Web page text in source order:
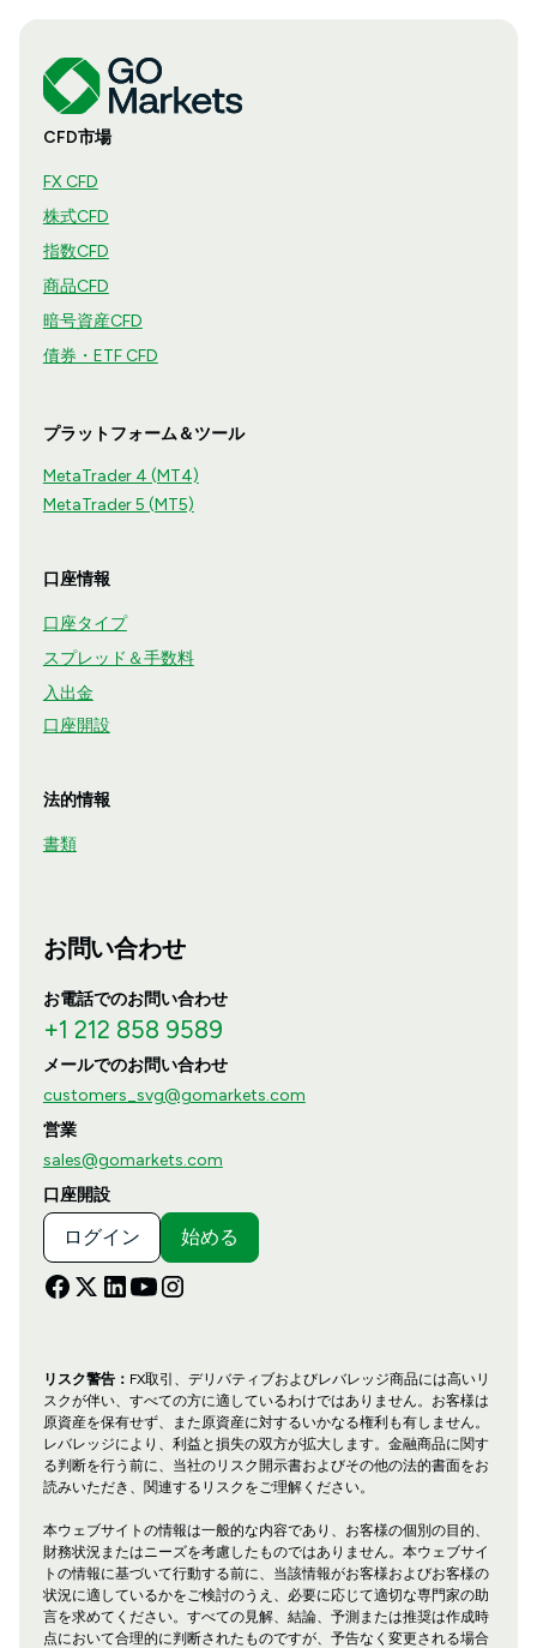
CFD市場
FX CFD
株式CFD
指数CFD
商品CFD
暗号資産CFD
債券・ETF CFD
プラットフォーム＆ツール
MetaTrader 4 (MT4)
MetaTrader 5 (MT5)
口座情報
口座タイプ
スプレッド＆手数料
入出金
口座開設
法的情報
書類
お問い合わせ
お電話でのお問い合わせ
+1 212 858 9589
メールでのお問い合わせ
customers_svg@gomarkets.com
営業
sales@gomarkets.com
口座開設
ログイン 始める
リスク警告： FX取引、デリバティブおよびレバレッジ商品には高いリ
スクが伴い、すべての方に適しているわけではありません。お客様は
原資産を保有せず、また原資産に対するいかなる権利も有しません。
レバレッジにより、利益と損失の双方が拡大します。金融商品に関す
る判断を行う前に、当社のリスク開示書およびその他の法的書面をお
読みいただき、関連するリスクをご理解ください。
本ウェブサイトの情報は一般的な内容であり、お客様の個別の目的、
財務状況またはニーズを考慮したものではありません。本ウェブサイ
トの情報に基づいて行動する前に、当該情報がお客様およびお客様の
状況に適しているかをご検討のうえ、必要に応じて適切な専門家の助
言を求めてください。すべての見解、結論、予測または推奨は作成時
点において合理的に判断されたものですが、予告なく変更される場合